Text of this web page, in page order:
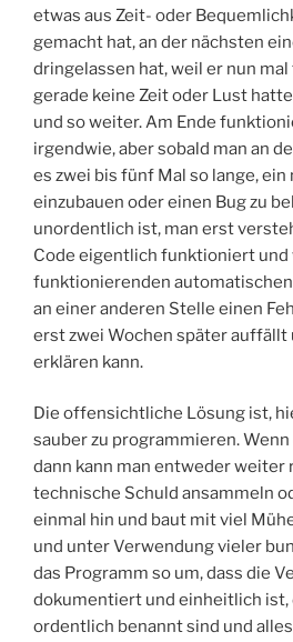
etwas aus Zeit- oder
gemacht hat, an der nächsten
dringelassen hat, weil er nun
gerade keine Zeit oder Lust
und so weiter. Am Ende
irgendwie, aber sobald man an
es zwei bis fünf Mal so lange, ein
einzubauen oder einen Bug zu
unordentlich ist, man erst
Code eigentlich funktioniert und
funktionierenden automatischen
an einer anderen Stelle einen
erst zwei Wochen später auffällt
erklären kann.
Die offensichtliche Lösung ist,
sauber zu programmieren.
dann kann man entweder weiter
technische Schuld ansammeln
einmal hin und baut mit viel
und unter Verwendung vieler
das Programm so um, dass die
dokumentiert und einheitlich ist,
ordentlich benannt sind und